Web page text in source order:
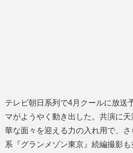
テレビ朝日系列で4月クールに放送
マがようやく動き出した。共演に
華な面々を迎える力の入れ用で、
系『グランメゾン東京』続編撮影